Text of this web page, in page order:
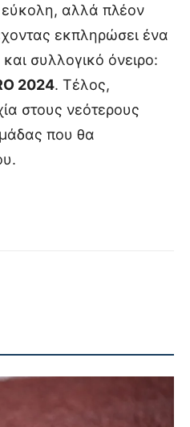
αλλά πλέον
εκπληρώσει ένα
συλλογικό όνειρο:
2024. Τέλος,
στους νεότερους
που θα